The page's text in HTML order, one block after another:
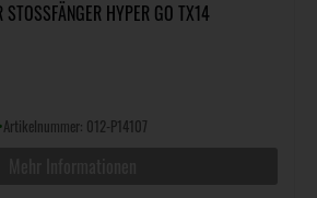
STOSSFÄNGER HYPER GO TX14
•Artikelnummer: 012-P14107